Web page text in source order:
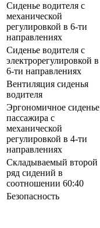
Сиденье водителя с
механической
регулировкой в 6-ти
направлениях
Сиденье водителя с
электрорегулировкой в
6-ти направлениях
Вентиляция сиденья
водителя
Эргономичное сиденье
пассажира с
механической
регулировкой в 4-ти
направлениях
Складываемый второй
ряд сидений в
соотношении 60:40
Безопасность